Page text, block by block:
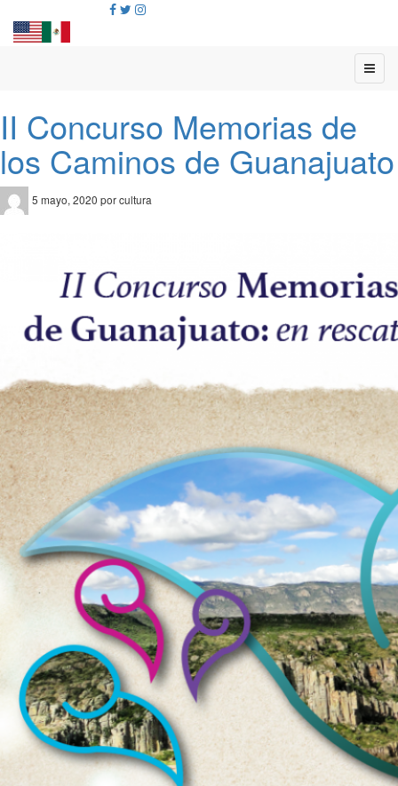
II Concurso Memorias de
los Caminos de Guanajuato
5 mayo, 2020 por cultura